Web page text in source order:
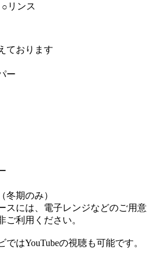
○ リンス
ております
ー
冬期のみ）
スには、電子レンジなどのご用意
ご利用ください。
ではYouTubeの視聴も可能です。